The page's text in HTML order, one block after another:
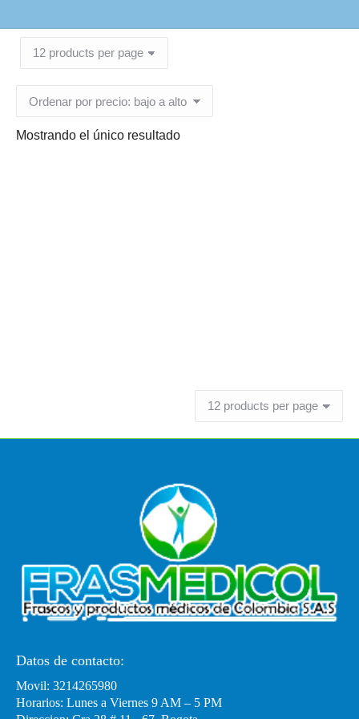
Mostrando el único resultado
Datos de contacto:
Movil: 3214265980
Horarios: Lunes a Viernes 9 AM – 5 PM